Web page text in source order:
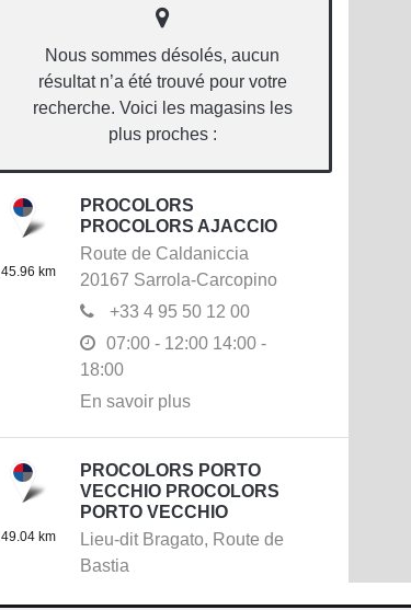
Nous sommes désolés, aucun
résultat n’a été trouvé pour votre
recherche. Voici les magasins les
plus proches :
45.96 km
PROCOLORS
PROCOLORS AJACCIO
Route de Caldaniccia
20167 Sarrola-Carcopino
+33 4 95 50 12 00
07:00 - 12:00 14:00 -
18:00
En savoir plus
49.04 km
PROCOLORS PORTO
VECCHIO PROCOLORS
PORTO VECCHIO
Lieu-dit Bragato, Route de
Bastia